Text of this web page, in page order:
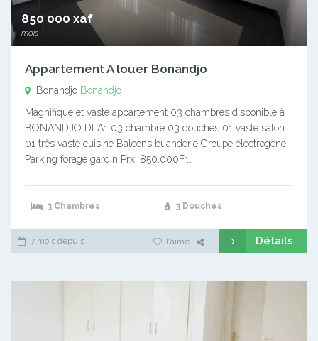
850 000 xaf
mois
Appartement A louer Bonandjo
Bonandjo Bonandjo
Magnifique et vaste appartement 03 chambres disponible à
BONANDJO DLA1 03 chambre 03 douches 01 vaste salon
01 très vaste cuisine Balcons buanderie Groupe électrogène
Parking forage gardin Prx: 850.000Fr…
3 Chambres 3 Douches
7 mois depuis J'aime Détails